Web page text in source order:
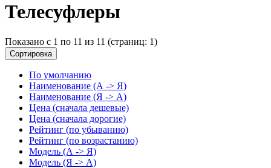
Телесуфлеры
Показано с 1 по 11 из 11 (страниц: 1)
Сортировка
По умолчанию
Наименование (А -> Я)
Наименование (Я -> А)
Цена (сначала дешевые)
Цена (сначала дорогие)
Рейтинг (по убыванию)
Рейтинг (по возрастанию)
Модель (А -> Я)
Модель (Я -> А)